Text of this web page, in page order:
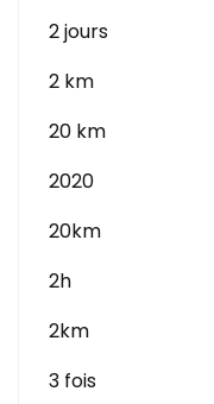
2 jours
2 km
20 km
2020
20km
2h
2km
3 fois